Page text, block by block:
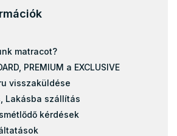
matracot?
PREMIUM a EXCLUSIVE
visszaküldése
Lakásba szállítás
kérdések